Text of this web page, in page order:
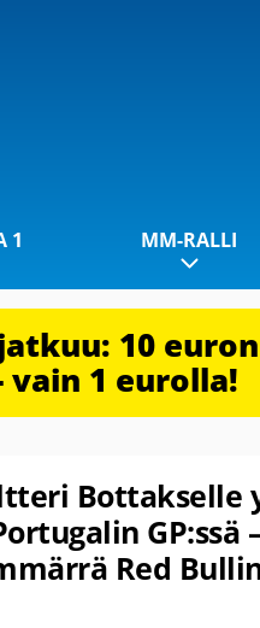
1 MM-RALLI
10
vain 1 eurolla!
Bottakselle
GP:ssä
Red